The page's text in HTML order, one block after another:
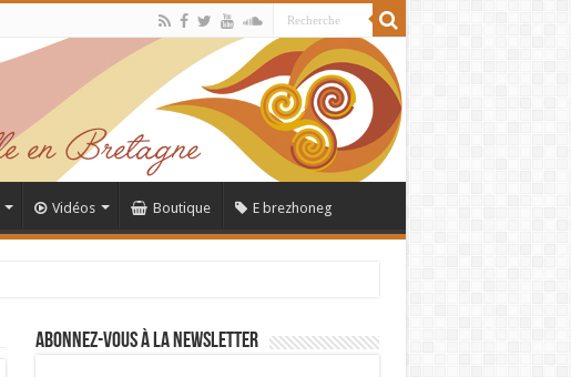
Vidéos Boutique E brezhoneg
Abonnez-vous à la newsletter